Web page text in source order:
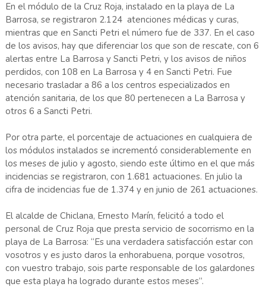
En el módulo de la Cruz Roja, instalado en la playa de La
Barrosa, se registraron 2.124 atenciones médicas y curas,
mientras que en Sancti Petri el número fue de 337. En el caso
de los avisos, hay que diferenciar los que son de rescate, con 6
alertas entre La Barrosa y Sancti Petri, y los avisos de niños
perdidos, con 108 en La Barrosa y 4 en Sancti Petri. Fue
necesario trasladar a 86 a los centros especializados en
atención sanitaria, de los que 80 pertenecen a La Barrosa y
otros 6 a Sancti Petri.
Por otra parte, el porcentaje de actuaciones en cualquiera de
los módulos instalados se incrementó considerablemente en
los meses de julio y agosto, siendo este último en el que más
incidencias se registraron, con 1.681 actuaciones. En julio la
cifra de incidencias fue de 1.374 y en junio de 261 actuaciones.
El alcalde de Chiclana, Ernesto Marín, felicitó a todo el
personal de Cruz Roja que presta servicio de socorrismo en la
playa de La Barrosa: “Es una verdadera satisfacción estar con
vosotros y es justo daros la enhorabuena, porque vosotros,
con vuestro trabajo, sois parte responsable de los galardones
que esta playa ha logrado durante estos meses”.